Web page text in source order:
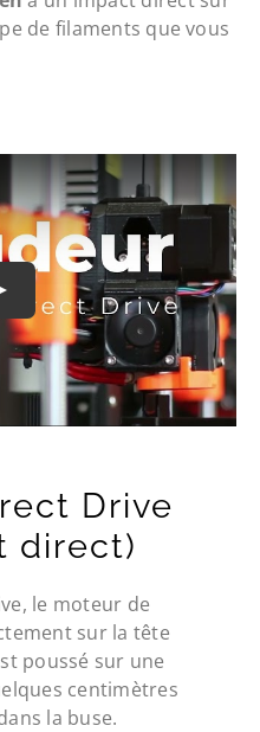
de filaments que vous
Drive
direct)
le moteur de
sur la tête
poussé sur une
centimètres
la buse.